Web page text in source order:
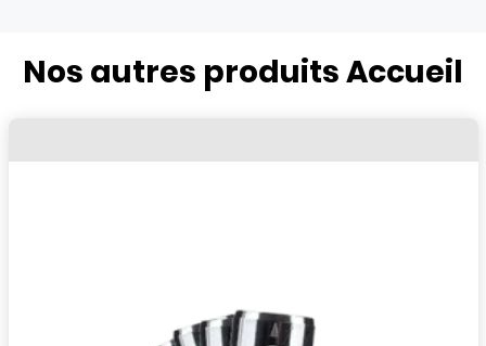
Nos autres produits Accueil